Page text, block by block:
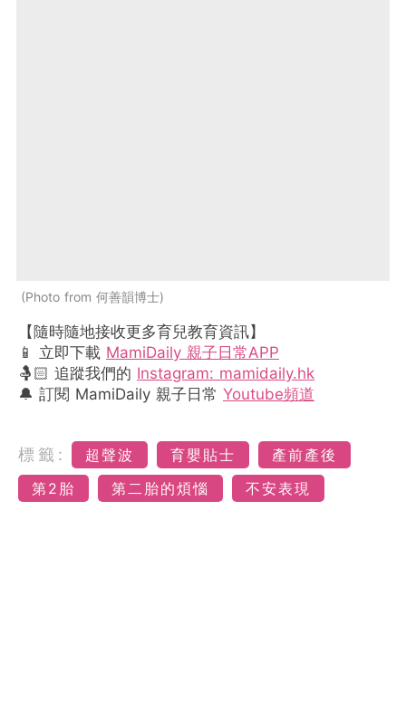
Photo from 何善韻博士
【隨時隨地接收更多育兒教育資訊】
📱 立即下載 MamiDaily 親子日常APP
🤱🏻 追蹤我們的 Instagram: mamidaily.hk
🔔 訂閱 MamiDaily 親子日常 Youtube頻道
標籤: 超聲波 育嬰貼士
產前產後
第2胎
第二胎的煩惱 不安表現